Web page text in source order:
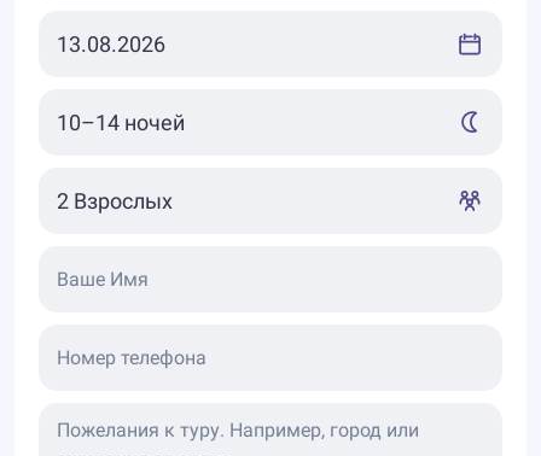
Ваше Имя
Номер телефона